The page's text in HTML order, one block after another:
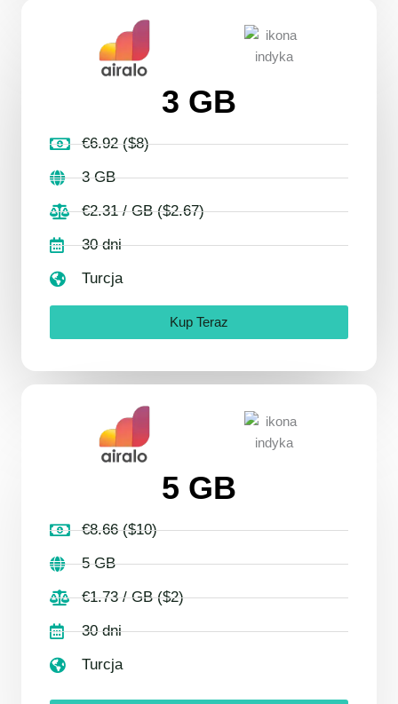
3 GB
€6.92 ($8)
3 GB
€2.31 / GB ($2.67)
30 dni
Turcja
Kup Teraz
5 GB
€8.66 ($10)
5 GB
€1.73 / GB ($2)
30 dni
Turcja